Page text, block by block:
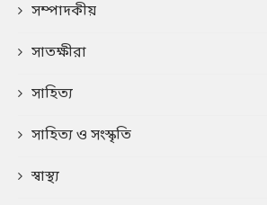
সম্পাদকীয়
সাতক্ষীরা
সাহিত্য
সাহিত্য ও সংস্কৃতি
স্বাস্থ্য